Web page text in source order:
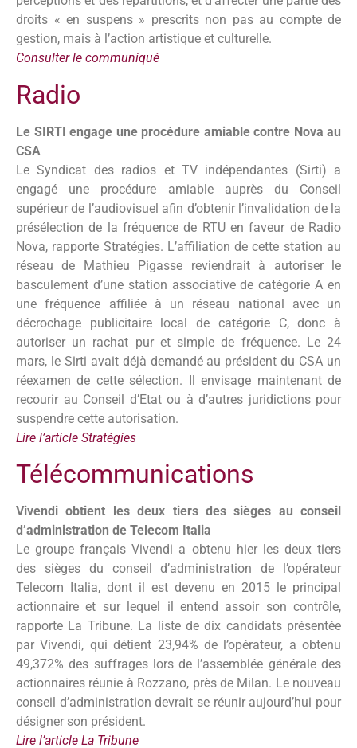
droits « en suspens » prescrits non pas au compte de
gestion, mais à l’action artistique et culturelle.
Consulter le communiqué
Radio
Le SIRTI engage une procédure amiable contre Nova au
CSA
Le Syndicat des radios et TV indépendantes (Sirti) a
engagé une procédure amiable auprès du Conseil
supérieur de l’audiovisuel afin d’obtenir l’invalidation de la
présélection de la fréquence de RTU en faveur de Radio
Nova, rapporte Stratégies. L’affiliation de cette station au
réseau de Mathieu Pigasse reviendrait à autoriser le
basculement d’une station associative de catégorie A en
une fréquence affiliée à un réseau national avec un
décrochage publicitaire local de catégorie C, donc à
autoriser un rachat pur et simple de fréquence. Le 24
mars, le Sirti avait déjà demandé au président du CSA un
réexamen de cette sélection. Il envisage maintenant de
recourir au Conseil d’Etat ou à d’autres juridictions pour
suspendre cette autorisation.
Lire l’article Stratégies
Télécommunications
Vivendi obtient les deux tiers des sièges au conseil
d’administration de Telecom Italia
Le groupe français Vivendi a obtenu hier les deux tiers
des sièges du conseil d’administration de l’opérateur
Telecom Italia, dont il est devenu en 2015 le principal
actionnaire et sur lequel il entend assoir son contrôle,
rapporte La Tribune. La liste de dix candidats présentée
par Vivendi, qui détient 23,94% de l’opérateur, a obtenu
49,372% des suffrages lors de l’assemblée générale des
actionnaires réunie à Rozzano, près de Milan. Le nouveau
conseil d’administration devrait se réunir aujourd’hui pour
désigner son président.
Lire l’article La Tribune